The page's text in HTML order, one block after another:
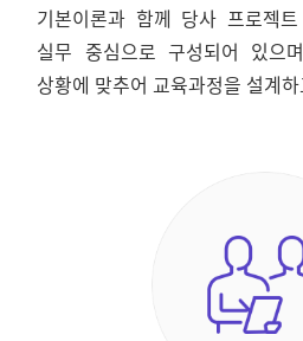
기본이론과 함께 당사 프로젝
실무 중심으로 구성되어 있으
상황에 맞추어 교육과정을 설계